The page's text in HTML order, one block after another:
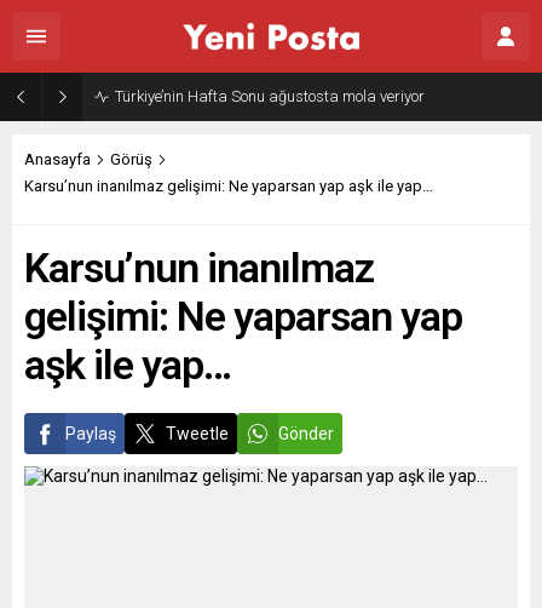
Gazze’nin geleceği: Teknokratik kontrol mü, kolonializm mi?
Anasayfa
Görüş
Karsu’nun inanılmaz gelişimi: Ne yaparsan yap aşk ile yap…
Karsu’nun inanılmaz
gelişimi: Ne yaparsan yap
aşk ile yap…
Paylaş Tweetle Gönder